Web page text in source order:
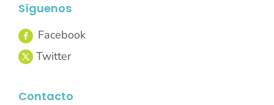
Síguenos
Contacto